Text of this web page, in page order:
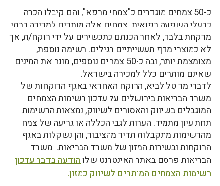
כ-50 צמחים מוגדרים כ"צמחי מרפא", והם קיבלו הכרה
כבעלי השפעה רפואית. צמחים אלה מותרים למכירה בבתי
מרקחת בלבד, לאחר הכנתם כתכשירים על ידי רוקח/ת, אך
לא כמוצרי מדף תעשייתיים רגילים. רשימה נוספת,
מצומצמת יותר, ובה כ-50 צמחים נוספים, מונה את המינים
שאינם מותרים כלל למכירה בישראל.
לדברי מר טל לביא, הרוקח האחראי באגף הרוקחות של
משרד הבריאות בירושלים על עדכון רשימות הצמחים
המוגבלים בשיווק והאסורים לשיווק, נמצאות הרשימות
תחת עיון מתמיד. הערות לגבי הכללה או גריעה של צמח
מהרשימות מתקבלות תדיר מהציבור, והן נשקלות באגף
הרוקחות ובשירות המזון של משרד הבריאות. משרד
הבריאות פרסם באתר האינטרנט שלוהודעה בדבר עדכון
רשימות הצמחים המותרים לשיווק כמזון.